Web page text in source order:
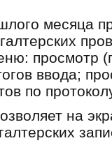
месяца
просмотр
ввода;
по
на